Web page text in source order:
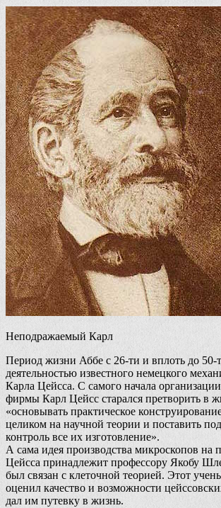
Неподражаемый Карл
Период жизни Аббе с 26-ти и вплоть до 50-
деятельностью известного немецкого
Карла Цейсса. С самого начала
фирмы Карл Цейсс старался претворить в
«основывать практическое
целиком на научной теории и поставить
контроль все их изготовление».
А сама идея производства микроскопов на
Цейсса принадлежит профессору Якобу
был связан с клеточной теорией. Этот
оценил качество и возможности
дал им путевку в жизнь.